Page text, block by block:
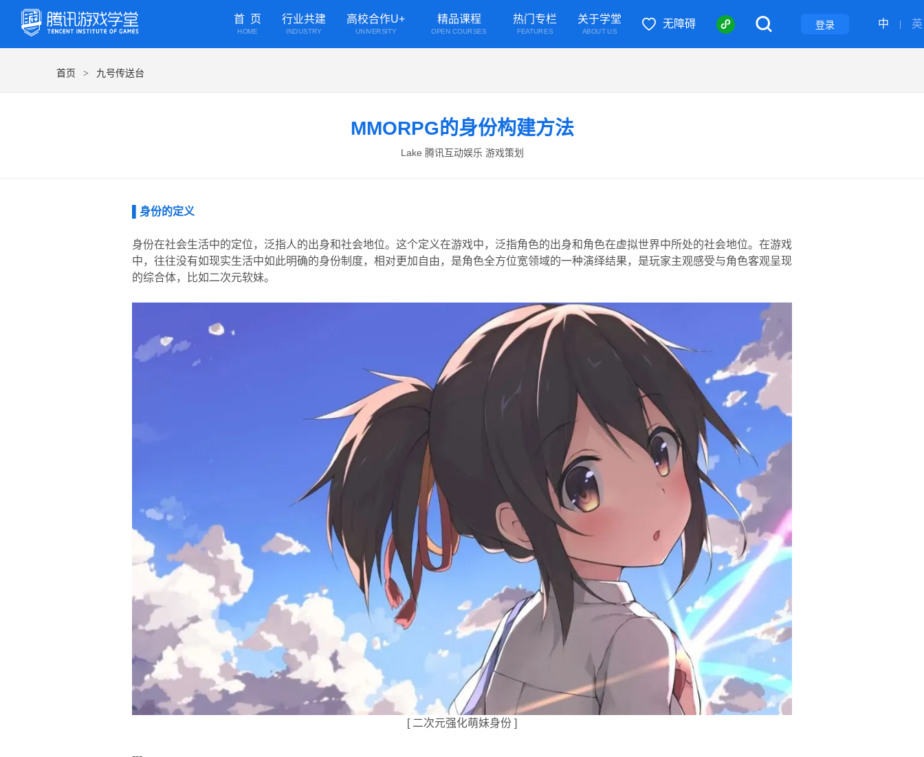
首 页
HOME
行业共建
INDUSTRY
高校合作U+
UNIVERSITY
精品课程
OPEN COURSES
热门专栏
FEATURES
关于学堂
ABOUT US
无障碍 登录 中 英
首页 > 九号传送台
MMORPG的身份构建方法
Lake 腾讯互动娱乐 游戏策划
▌身份的定义
身份在社会生活中的定位，泛指人的出身和社会地位。这个定义在游戏中，泛指角色的出身和角色在虚拟世界中所处的社会地位。在游戏
中，往往没有如现实生活中如此明确的身份制度，相对更加自由，是角色全方位宽领域的一种演绎结果，是玩家主观感受与角色客观呈现
的综合体，比如二次元软妹。
[ 二次元强化萌妹身份 ]